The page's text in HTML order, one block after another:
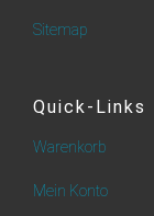
Sitemap
Quick-Links
Warenkorb
Mein Konto